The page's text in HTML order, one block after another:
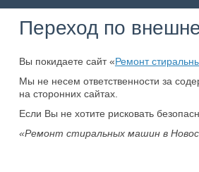
Переход по
Вы покидаете сайт «Ремонт
Мы не несем ответственности за
на сторонних сайтах.
Если Вы не хотите рисковать
«Ремонт стиральных машин в